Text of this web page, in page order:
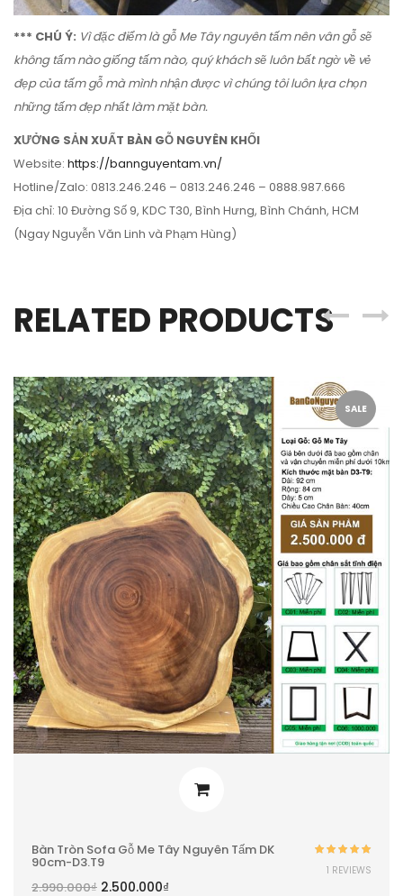
*** CHÚ Ý: Vì đặc điểm là gỗ Me Tây nguyên tấm nên vân gỗ sẽ
không tấm nào giống tấm nào, quý khách sẽ luôn bất ngờ về vẻ
đẹp của tấm gỗ mà mình nhận được vì chúng tôi luôn lựa chọn
những tấm đẹp nhất làm mặt bàn.
XƯỞNG SẢN XUẤT BÀN GỖ NGUYÊN KHỐI
Website: https://bannguyentam.vn/
Hotline/Zalo: 0813.246.246 – 0813.246.246 – 0888.987.666
Địa chỉ: 10 Đường Số 9, KDC T30, Bình Hưng, Bình Chánh, HCM
(Ngay Nguyễn Văn Linh và Phạm Hùng)
RELATED PRODUCTS
SALE
Bàn Tròn Sofa Gỗ Me Tây Nguyên Tấm DK
90cm-D3.T9
2.990.000₫ 2.500.000₫
hạng5.00 5
1 REVIEWS